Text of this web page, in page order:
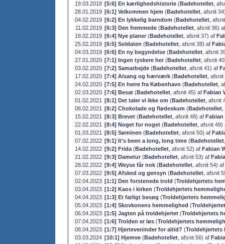
19.03.2018 [5:6] En kærlighedshistorie (Badehotellet ,
28.01.2019 [6:1] Velkommen hjem (Badehotellet , afsnit
04.02.2019 [6:2] En lykkelig barndom (Badehotellet ,
11.02.2019 [6:3] Den fremmede (Badehotellet , afsnit 36)
18.02.2019 [6:4] Nye planer (Badehotellet , afsnit 37) af
25.02.2019 [6:5] Soldaten (Badehotellet , afsnit 38) af
04.03.2019 [6:6] En ny begyndelse (Badehotellet , afsnit
27.01.2020 [7:1] Ingen tyskere her (Badehotellet , afsnit
03.02.2020 [7:2] Samarbejde (Badehotellet , afsnit 41) af
17.02.2020 [7:4] Alsang og hærværk (Badehotellet ,
24.02.2020 [7:5] En herre fra København (Badehotellet ,
02.03.2020 [7:6] Besat (Badehotellet , afsnit 45) af Fabian
01.02.2021 [8:1] Det taler vi ikke om (Badehotellet , afsnit
08.02.2021 [8:2] Chokolade og flødeskum (Badehotellet
15.02.2021 [8:3] Brevet (Badehotellet , afsnit 48) af Fabian
22.02.2021 [8:4] Noget for noget (Badehotellet , afsnit
01.03.2021 [8:5] Søminen (Badehotellet , afsnit 50) af
07.02.2022 [9:1] It's been a long, long time (Badehotellet
14.02.2022 [9:2] Frida (Badehotellet , afsnit 52) af Fabian
21.02.2022 [9:3] Dametur (Badehotellet , afsnit 53) af
28.02.2022 [9:4] Weyse får nok (Badehotellet , afsnit 54) af
07.03.2022 [9:5] Afsked og gensyn (Badehotellet , afsnit
02.04.2023 [1:1] Den forstenede trold (Troldehjertets
03.04.2023 [1:2] Kaos i kirken (Troldehjertets
04.04.2023 [1:3] Et farligt besøg (Troldehjertets
05.04.2023 [1:4] Skovkonens hemmelighed (
06.04.2023 [1:5] Jagten på troldehjertet (Troldehjertets
07.04.2023 [1:6] Trolden er løs (Troldehjertets
08.04.2023 [1:7] Hjerteveninder for altid? (Troldehjertets
03.03.2024 [10:1] Hjemve (Badehotellet , afsnit 56) af